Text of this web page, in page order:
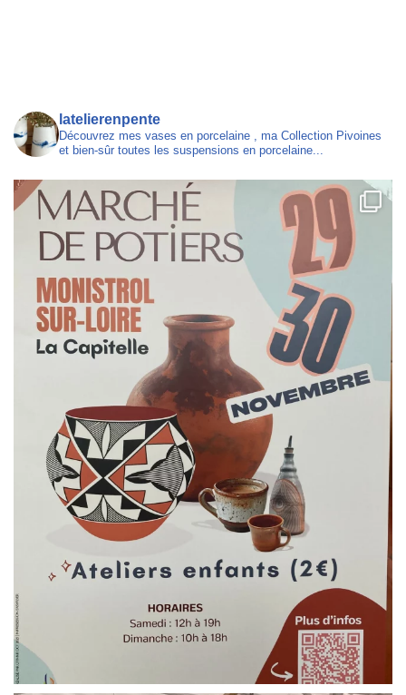
latelierenpente
Découvrez mes vases en porcelaine , ma Collection Pivoines
et bien-sûr toutes les suspensions en porcelaine...